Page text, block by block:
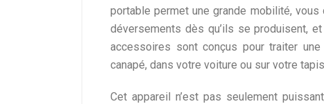
portable permet une grande mobilité,
déversements dès qu’ils se produisent,
accessoires sont conçus pour traiter
canapé, dans votre voiture ou sur votre tapis.
Cet appareil n’est pas seulement